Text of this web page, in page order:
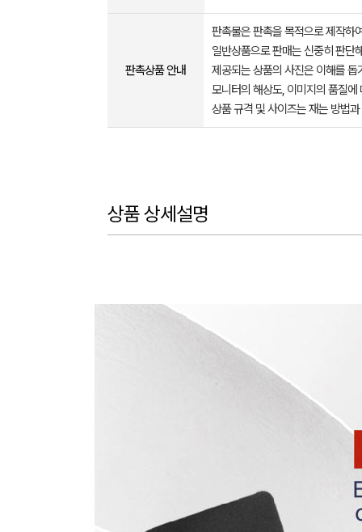
판촉상품 안내
판촉물은 판촉을 목적으로 제작하
일반상품으로 판매는 신중히 판단
제공되는 상품의 사진은 이해를
모니터의 해상도, 이미지의 품질
상품 규격 및 사이즈는 재는 방법
상품 상세설명